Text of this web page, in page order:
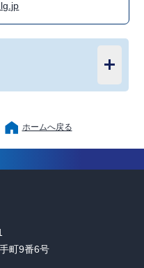
ホームへ戻る
町9番6号